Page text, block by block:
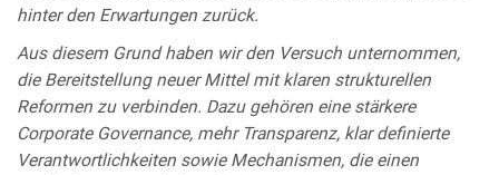
hinter den Erwartungen zurück.
Aus diesem Grund haben wir den Versuch unternommen,
die Bereitstellung neuer Mittel mit klaren strukturellen
Reformen zu verbinden. Dazu gehören eine stärkere
Corporate Governance, mehr Transparenz, klar definierte
Verantwortlichkeiten sowie Mechanismen, die einen